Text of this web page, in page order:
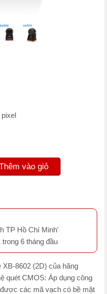
vào giỏ
TP Hồ Chí Minh'
trong 6 tháng đầu
8602 (2D) của hãng
quét CMOS: Áp dụng công
các mã vạch có bề mặt